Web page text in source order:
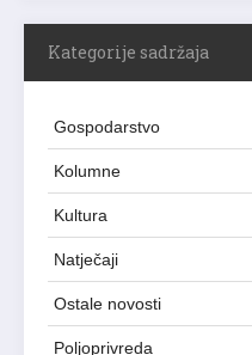
Kategorije sadržaja
Gospodarstvo
Kolumne
Kultura
Natječaji
Ostale novosti
Poljoprivreda